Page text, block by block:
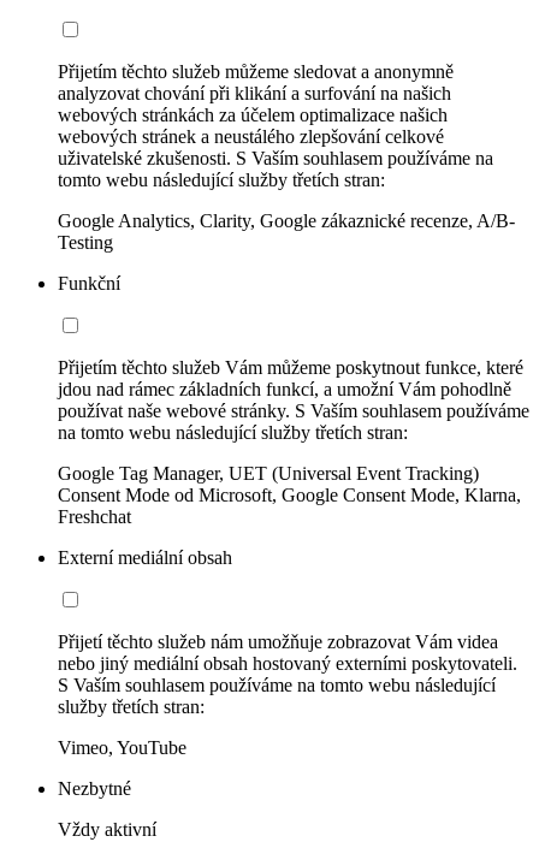
Přijetím těchto služeb můžeme sledovat a anonymně
analyzovat chování při klikání a surfování na našich
webových stránkách za účelem optimalizace našich
webových stránek a neustálého zlepšování celkové
uživatelské zkušenosti. S Vaším souhlasem používáme na
tomto webu následující služby třetích stran:
Google Analytics, Clarity, Google zákaznické recenze, A/B-
Testing
Funkční
Přijetím těchto služeb Vám můžeme poskytnout funkce, které
jdou nad rámec základních funkcí, a umožní Vám pohodlně
používat naše webové stránky. S Vaším souhlasem používáme
na tomto webu následující služby třetích stran:
Google Tag Manager, UET (Universal Event Tracking)
Consent Mode od Microsoft, Google Consent Mode, Klarna,
Freshchat
Externí mediální obsah
Přijetí těchto služeb nám umožňuje zobrazovat Vám videa
nebo jiný mediální obsah hostovaný externími poskytovateli.
S Vaším souhlasem používáme na tomto webu následující
služby třetích stran:
Vimeo, YouTube
Nezbytné
Vždy aktivní